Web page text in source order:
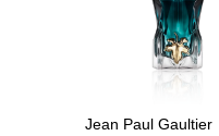
Jean Paul Gaultier